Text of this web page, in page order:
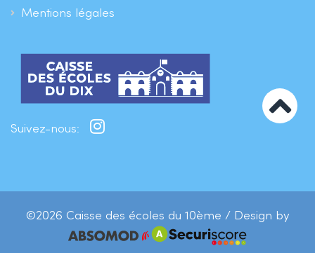
Mentions légales
Suivez-nous:
©2026 Caisse des écoles du 10ème / Design by